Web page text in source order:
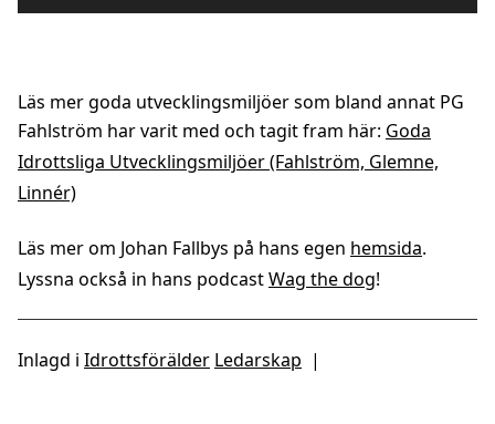
Läs mer goda utvecklingsmiljöer som bland annat PG
Fahlström har varit med och tagit fram här: Goda
Idrottsliga Utvecklingsmiljöer (Fahlström, Glemne,
Linnér)
Läs mer om Johan Fallbys på hans egen hemsida.
Lyssna också in hans podcastWag the dog!
Inlagd i Idrottsförälder Ledarskap |